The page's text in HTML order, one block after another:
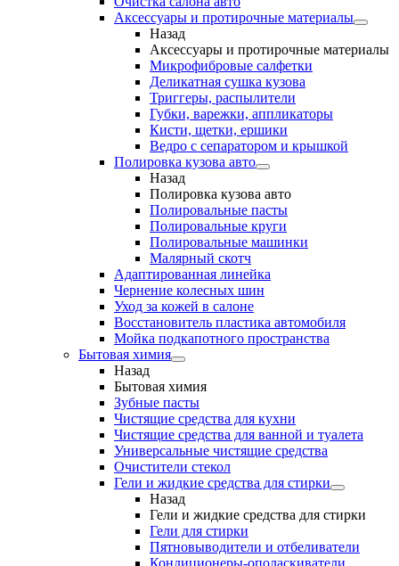
Аксессуары и протирочные материалы
Назад
Аксессуары и протирочные материалы
Микрофибровые салфетки
Деликатная сушка кузова
Триггеры, распылители
Губки, варежки, аппликаторы
Кисти, щетки, ершики
Ведро с сепаратором и крышкой
Полировка кузова авто
Назад
Полировка кузова авто
Полировальные пасты
Полировальные круги
Полировальные машинки
Малярный cкотч
Адаптированная линейка
Чернение колесных шин
Уход за кожей в салоне
Восстановитель пластика автомобиля
Мойка подкапотного пространства
Бытовая химия
Назад
Бытовая химия
Зубные пасты
Чистящие средства для кухни
Чистящие средства для ванной и туалета
Универсальные чистящие средства
Очистители стекол
Гели и жидкие средства для стирки
Назад
Гели и жидкие средства для стирки
Гели для стирки
Пятновыводители и отбеливатели
Кондиционеры-ополаскиватели